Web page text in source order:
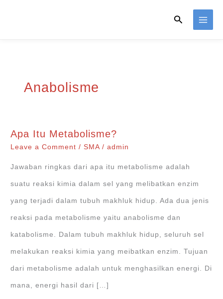
Search
Anabolisme
Apa Itu Metabolisme?
Leave a Comment /SMA/admin
Jawaban ringkas dari apa itu metabolisme adalah
suatu reaksi kimia dalam sel yang melibatkan enzim
yang terjadi dalam tubuh makhluk hidup. Ada dua jenis
reaksi pada metabolisme yaitu anabolisme dan
katabolisme. Dalam tubuh makhluk hidup, seluruh sel
melakukan reaksi kimia yang meibatkan enzim. Tujuan
dari metabolisme adalah untuk menghasilkan energi. Di
mana, energi hasil dari […]